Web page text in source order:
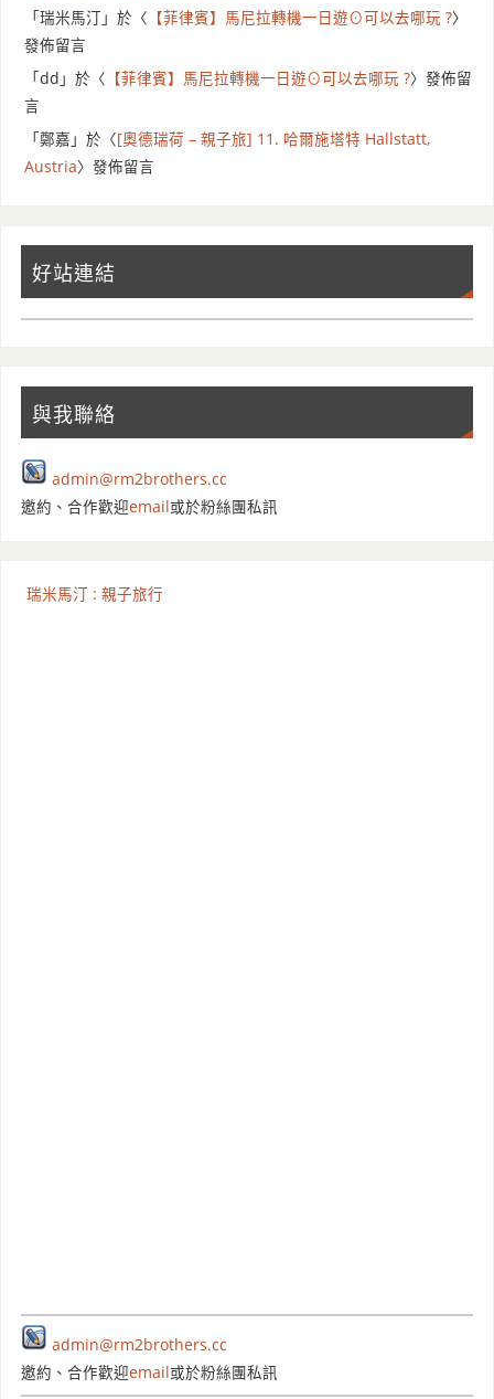
「瑞米馬汀 」於〈 【菲律賓】馬尼拉轉機一日遊⊙可以去哪玩 ?〉
發佈留言
「dd 」於〈 【菲律賓】馬尼拉轉機一日遊⊙可以去哪玩 ?〉發佈留
言
「鄭嘉 」於〈[奧德瑞荷 – 親子旅] 11. 哈爾施塔特 Hallstatt,
Austria〉發佈留言
好站連結
與我聯絡
admin@rm2brothers.cc
邀約、合作歡迎email 或於粉絲團私訊
瑞米馬汀 : 親子旅行
admin@rm2brothers.cc
邀約、合作歡迎email或於粉絲團私訊